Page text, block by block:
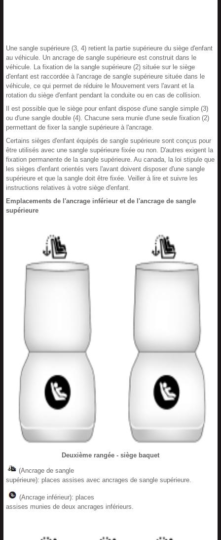
Une sangle supérieure (3, 4) retient la partie supérieure du siège d'enfant
au véhicule. Un ancrage de sangle supérieure est construit dans le
véhicule. La fixation de la sangle supérieure (2) située sur le siège
d'enfant est raccordée à l'ancrage de sangle supérieure située dans le
véhicule, ce qui permet de réduire le Mouvement vers l'avant et la
rotation du siège d'enfant pendant la conduite ou en cas de collision.
Il est possible que le siège pour enfant dispose d'une sangle simple (3)
ou d'une sangle double (4). Chacune sera munie d'une seule fixation (2)
permettant de fixer la sangle supérieure à l'ancrage.
Certains sièges d'enfant équipés de sangle supérieure sont conçus pour
être utilisés avec une sangle supérieure fixée ou non. D'autres exigent la
fixation permanente de la sangle supérieure. Au canada, la loi stipule que
les sièges d'enfant orientés vers l'avant doivent disposer d'une sangle
supérieure et que la sangle doit être fixée. Veiller à lire et suivre les
instructions relatives à votre siège d'enfant.
Emplacements de l'ancrage inférieur et de l'ancrage de sangle
supérieure
Deuxième rangée - siège baquet
(Ancrage de sangle
supérieure): places assises avec ancrages de sangle supérieure.
(Ancrage inférieur): places
assises munies de deux ancrages inférieurs.